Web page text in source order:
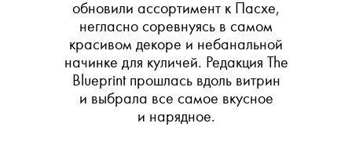
обновили ассортимент к Пасхе,
негласно соревнуясь в самом
красивом декоре и небанальной
начинке для куличей. Редакция The
Blueprint прошлась вдоль витрин
и выбрала все самое вкусное
и нарядное.